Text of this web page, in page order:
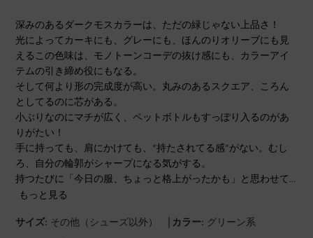
深みのあるダークモスカラーは、ただの緑じゃない上品さ！
光によってカーキにも、グレーにも、ほんのりオリーブにも見
えるこの色味は、モノトーンコーデの抜け感にも、カラーアイ
テムの引き締め役にもなる。
そして何より形の完成度が高い。丸みのあるスクエア、ころん
としてるのに芯がある。
小ぶりなのにマチが広く、ペットボトルもすっぽり入るのがあ
りがたい！
手に持っても、肩にかけても、“持たされてる感”がない。むし
ろ、自分の輪郭がシャープになる気がする。
持つたびに「今日の服、ちょっと格上がったかも」と思わせて...
もっと見る
サイズ: その他（シューズ以外） | カラー: グリーン系